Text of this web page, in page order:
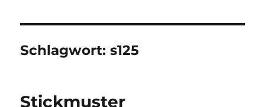
Schlagwort:s125
Stickmuster